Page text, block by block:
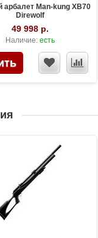
Man-kung XB70
Direwolf
49 998 р.
Наличие: есть